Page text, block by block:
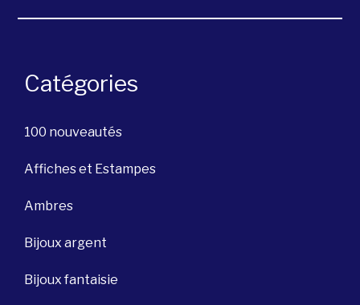
Catégories
100 nouveautés
Affiches et Estampes
Ambres
Bijoux argent
Bijoux fantaisie